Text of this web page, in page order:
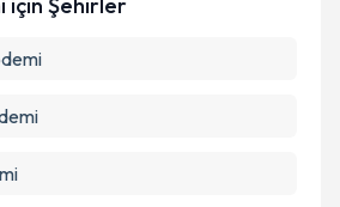
Talebini Gönder